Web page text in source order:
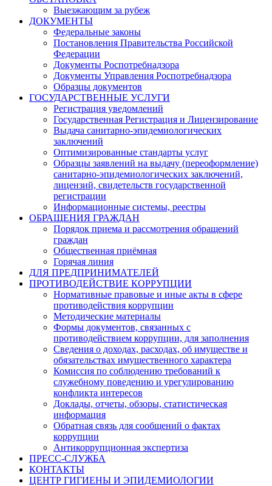
Выезжающим за рубеж
ДОКУМЕНТЫ
Федеральные законы
Постановления Правительства Российской
Федерации
Документы Роспотребнадзора
Документы Управления Роспотребнадзора
Образцы документов
ГОСУДАРСТВЕННЫЕ УСЛУГИ
Регистрация уведомлений
Государственная Регистрация и Лицензирование
Выдача санитарно-эпидемиологических
заключений
Оптимизированные стандарты услуг
Образцы заявлений на выдачу (переоформление)
санитарно-эпидемиологических заключений,
лицензий, свидетельств государственной
регистрации
Информационные системы, реестры
ОБРАЩЕНИЯ ГРАЖДАН
Порядок приема и рассмотрения обращений
граждан
Общественная приёмная
Горячая линия
ДЛЯ ПРЕДПРИНИМАТЕЛЕЙ
ПРОТИВОДЕЙСТВИЕ КОРРУПЦИИ
Нормативные правовые и иные акты в сфере
противодействия коррупции
Методические материалы
Формы документов, связанных с
противодействием коррупции, для заполнения
Сведения о доходах, расходах, об имуществе и
обязательствах имущественного характера
Комиссия по соблюдению требований к
служебному поведению и урегулированию
конфликта интересов
Доклады, отчеты, обзоры, статистическая
информация
Обратная связь для сообщений о фактах
коррупции
Антикоррупционная экспертиза
ПРЕСС-СЛУЖБА
КОНТАКТЫ
ЦЕНТР ГИГИЕНЫ И ЭПИДЕМИОЛОГИИ